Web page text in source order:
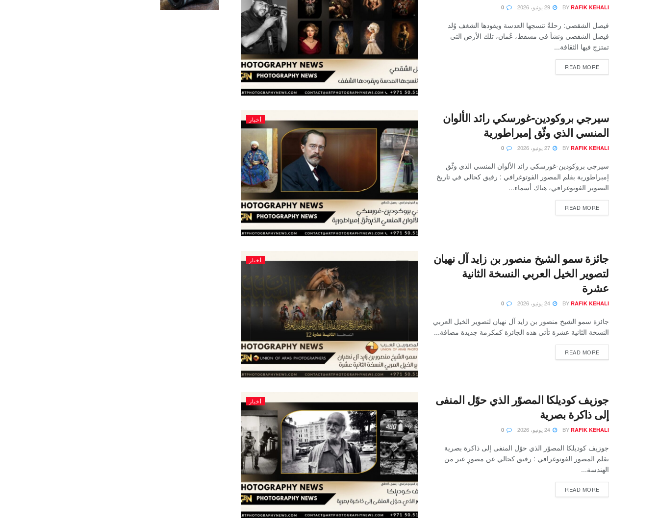
BY RAFIK KEHALI
فيصل الشقصي: رحلةٌ تنسجها العدسة ويقودها الشغف وُلد
فيصل الشقصي ونشأ في مسقط، عُمان، تلك الأرض التي
تمتزج فيها الثقافة...
READ MORE
أخبار
سيرجي بروكودين-غورسكي رائد الألوان
المنسي الذي وثّق إمبراطورية
BY RAFIK KEHALI
سيرجي بروكودين-غورسكي رائد الألوان المنسي الذي وثّق
إمبراطورية بقلم المصور الفوتوغرافي : رفيق كحالي في تاريخ
التصوير الفوتوغرافي، هناك أسماء...
READ MORE
أخبار
جائزة سمو الشيخ منصور بن زايد آل نهيان
لتصوير الخيل العربي النسخة الثانية
عشرة
BY RAFIK KEHALI
جائزة سمو الشيخ منصور بن زايد آل نهيان لتصوير الخيل العربي
النسخة الثانية عشرة تأتي هذه الجائزة كمكرمة جديدة مضافة...
READ MORE
أخبار
جوزيف كوديلكا المصوّر الذي حوّل المنفى
إلى ذاكرة بصرية
BY RAFIK KEHALI
جوزيف كوديلكا المصوّر الذي حوّل المنفى إلى ذاكرة بصرية
بقلم المصور الفوتوغرافي : رفيق كحالي عن مصورٍ عبر من
الهندسة...
READ MORE